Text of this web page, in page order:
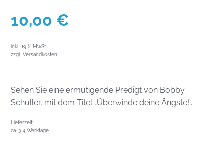
10,00 €
inkl. 19 % MwSt.
zzgl.Versandkosten
Sehen Sie eine ermutigende Predigt von Bobby
Schuller, mit dem Titel „Überwinde deine Ängste!“.
Lieferzeit:
ca. 3-4 Werktage